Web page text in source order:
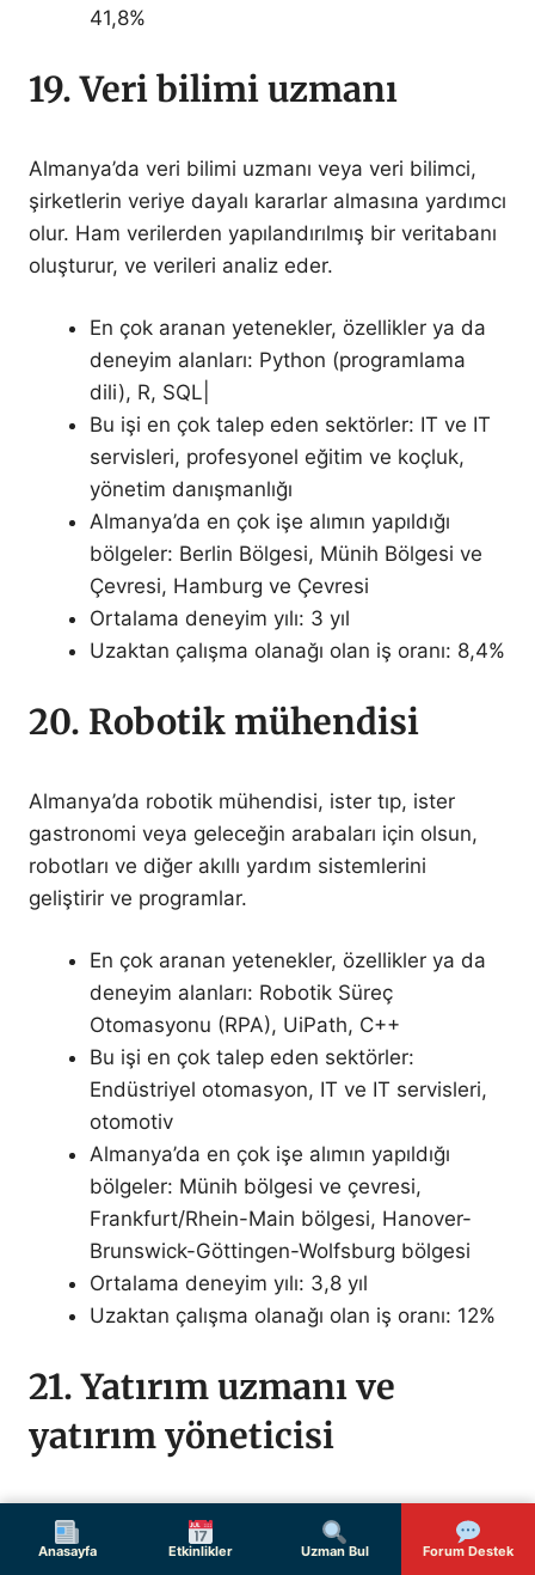
Anasayfa Etkinlikler Uzman Bul Forum Destek
41,8%
19. Veri bilimi uzmanı
Almanya’da veri bilimi uzmanı veya veri bilimci,
şirketlerin veriye dayalı kararlar almasına yardımcı
olur. Ham verilerden yapılandırılmış bir veritabanı
oluşturur, ve verileri analiz eder.
En çok aranan yetenekler, özellikler ya da
deneyim alanları: Python (programlama
dili), R, SQL|
Bu işi en çok talep eden sektörler: IT ve IT
servisleri, profesyonel eğitim ve koçluk,
yönetim danışmanlığı
Almanya’da en çok işe alımın yapıldığı
bölgeler: Berlin Bölgesi, Münih Bölgesi ve
Çevresi, Hamburg ve Çevresi
Ortalama deneyim yılı: 3 yıl
Uzaktan çalışma olanağı olan iş oranı: 8,4%
20. Robotik mühendisi
Almanya’da robotik mühendisi, ister tıp, ister
gastronomi veya geleceğin arabaları için olsun,
robotları ve diğer akıllı yardım sistemlerini
geliştirir ve programlar.
En çok aranan yetenekler, özellikler ya da
deneyim alanları: Robotik Süreç
Otomasyonu (RPA), UiPath, C++
Bu işi en çok talep eden sektörler:
Endüstriyel otomasyon, IT ve IT servisleri,
otomotiv
Almanya’da en çok işe alımın yapıldığı
bölgeler: Münih bölgesi ve çevresi,
Frankfurt/Rhein-Main bölgesi, Hanover-
Brunswick-Göttingen-Wolfsburg bölgesi
Ortalama deneyim yılı: 3,8 yıl
Uzaktan çalışma olanağı olan iş oranı: 12%
21. Yatırım uzmanı ve
yatırım yöneticisi
Almanya’da yatırım uzmanı ve yatırım yöneticisi,
bir şirket ya da özel müşteriler için yatırım